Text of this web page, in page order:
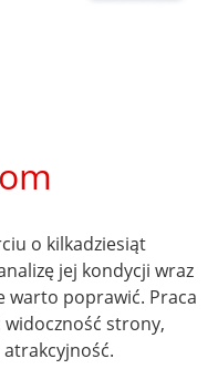
o kilkadziesiąt
jej kondycji wraz
warto poprawić. Praca
strony,